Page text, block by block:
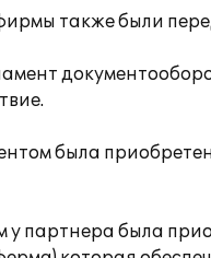
также были
была
у партнера была